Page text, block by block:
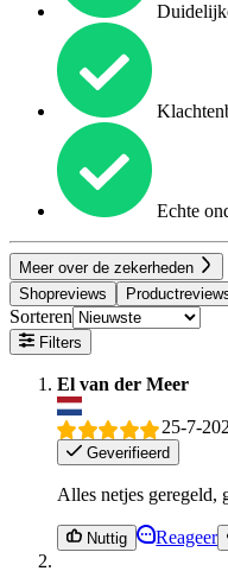
Echte
Meer over de zekerheden
Shopreviews
Sorteren
Filters
El van der Meer
25-7-
Geverifieerd
Alles netjes geregeld,
Nuttig Reageer